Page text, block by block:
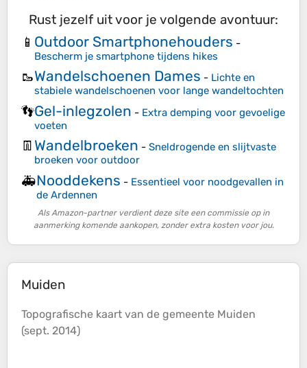
Rust jezelf uit voor je volgende avontuur:
📱 Outdoor Smartphonehouders -
Bescherm je smartphone tijdens hikes
🥾Wandelschoenen Dames - Lichte en
stabiele wandelschoenen voor lange wandeltochten
👣Gel-inlegzolen - Extra demping voor gevoelige
voeten
👖 Wandelbroeken - Sneldrogende en slijtvaste
broeken voor outdoor
🚑Nooddekens - Essentieel voor noodgevallen in
de Ardennen
Als Amazon-partner verdient deze site een commissie op in
aanmerking komende aankopen, zonder extra kosten voor jou.
Muiden
Topografische kaart van de gemeente Muiden
(sept. 2014)